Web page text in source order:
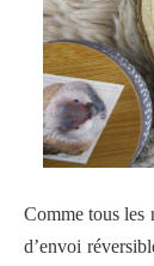
Comme tous les
d’envoi